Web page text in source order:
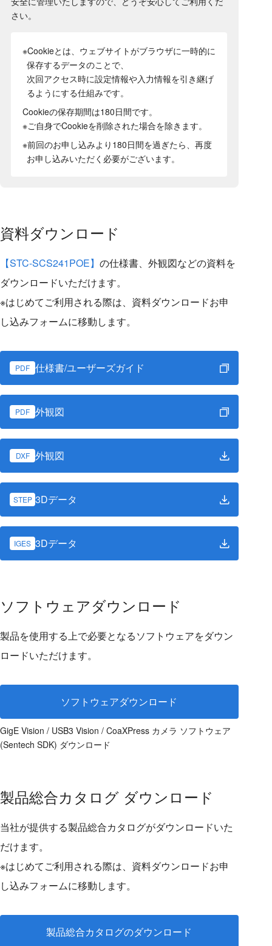
さい。
※Cookieとは、ウェブサイトがブラウザに一時的に
保存するデータのことで、
次回アクセス時に設定情報や入力情報を引き継げ
るようにする仕組みです。
Cookieの保存期間は180日間です。
※ご自身でCookieを削除された場合を除きます。
※前回のお申し込みより180日間を過ぎたら、再度
お申し込みいただく必要がございます。
資料ダウンロード
【STC-SCS241POE】 の仕様書、外観図などの資料を
ダウンロードいただけます。
※はじめてご利用される際は、資料ダウンロードお申
し込みフォームに移動します。
PDF 仕様書/ユーザーズガイド
PDF 外観図
DXF 外観図
STEP 3Dデータ
IGES 3Dデータ
ソフトウェアダウンロード
製品を使用する上で必要となるソフトウェアをダウン
ロードいただけます。
ソフトウェアダウンロード
GigE Vision / USB3 Vision / CoaXPress カメラ ソフトウェア
(Sentech SDK) ダウンロード
製品総合カタログ ダウンロード
当社が提供する製品総合カタログがダウンロードいた
だけます。
※はじめてご利用される際は、資料ダウンロードお申
し込みフォームに移動します。
製品総合カタログのダウンロード